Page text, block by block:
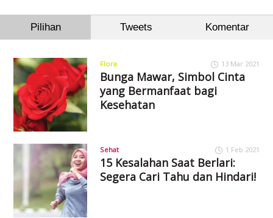
Pilihan Tweets Komentar
Flora 13 Mar 2021
Bunga Mawar, Simbol Cinta
yang Bermanfaat bagi
Kesehatan
Sehat 1 Feb 2021
15 Kesalahan Saat Berlari:
Segera Cari Tahu dan Hindari!